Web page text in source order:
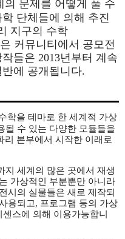
문제를 어떻게 풀 수
단체들에 의해 추진
지구의 수학
커뮤니티에서 공모전
들은 2013년부터 계속
에 공개됩니다.
학을 테마로 한 세계적 가상
될 수 있는 다양한 모듈들을
리 본부에서 시작한 이래로
지 세계의 많은 곳에서 재생
가상적인 부분뿐만 아니라
시의 실물들은 새로 제작되
용되고, 프로그램 등의 가상
스에 의해 이용가능합니